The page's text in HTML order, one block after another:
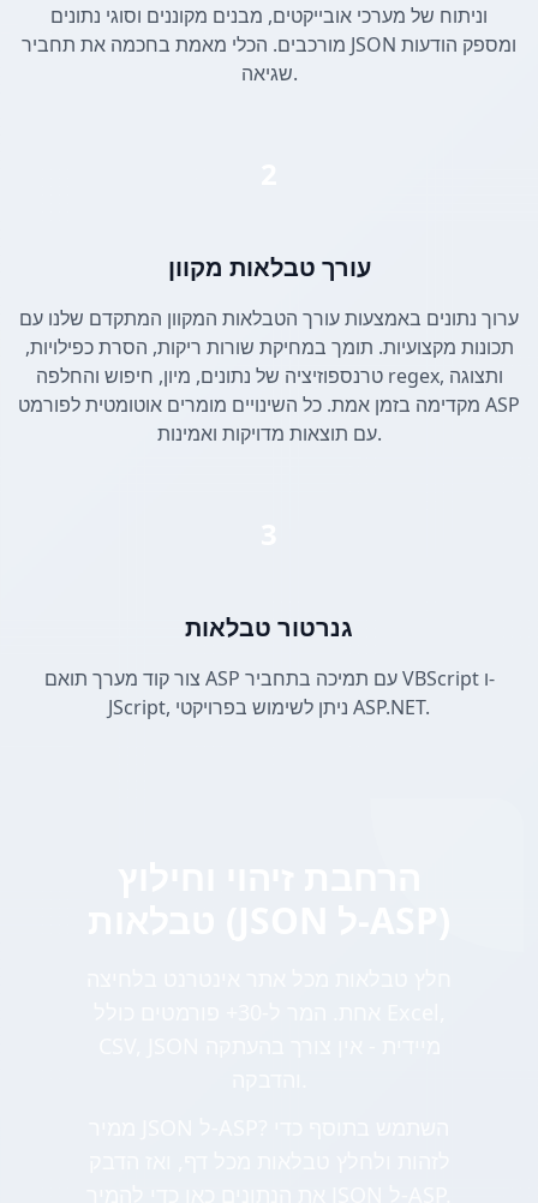
וניתוח של מערכי אובייקטים, מבנים מקוננים וסוגי נתונים
מורכבים. הכלי מאמת בחכמה את תחביר JSON ומספק הודעות
שגיאה.
עורך טבלאות מקוון
ערוך נתונים באמצעות עורך הטבלאות המקוון המתקדם שלנו עם
תכונות מקצועיות. תומך במחיקת שורות ריקות, הסרת כפילויות,
טרנספוזיציה של נתונים, מיון, חיפוש והחלפה regex, ותצוגה
מקדימה בזמן אמת. כל השינויים מומרים אוטומטית לפורמט ASP
עם תוצאות מדויקות ואמינות.
גנרטור טבלאות
צור קוד מערך תואם ASP עם תמיכה בתחביר VBScript ו-
JScript, ניתן לשימוש בפרויקטי ASP.NET.